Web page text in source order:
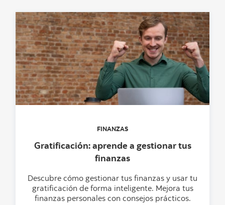
FINANZAS
Gratificación: aprende a gestionar tus
finanzas
Descubre cómo gestionar tus finanzas y usar tu
gratificación de forma inteligente. Mejora tus
finanzas personales con consejos prácticos.